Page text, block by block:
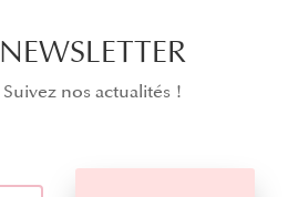
NEWSLETTER
Suivez nos actualités !